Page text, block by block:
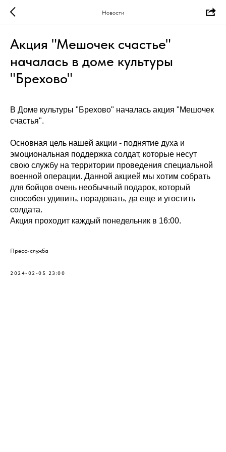
Новости
Акция "Мешочек счастье"
началась в доме культуры
"Брехово"
В Доме культуры "Брехово" началась акция "Мешочек
счастья".
Основная цель нашей акции - поднятие духа и
эмоциональная поддержка солдат, которые несут
свою службу на территории проведения специальной
военной операции. Данной акцией мы хотим собрать
для бойцов очень необычный подарок, который
способен удивить, порадовать, да еще и угостить
солдата.
Акция проходит каждый понедельник в 16:00.
Пресс-служба
2024-02-05 23:00